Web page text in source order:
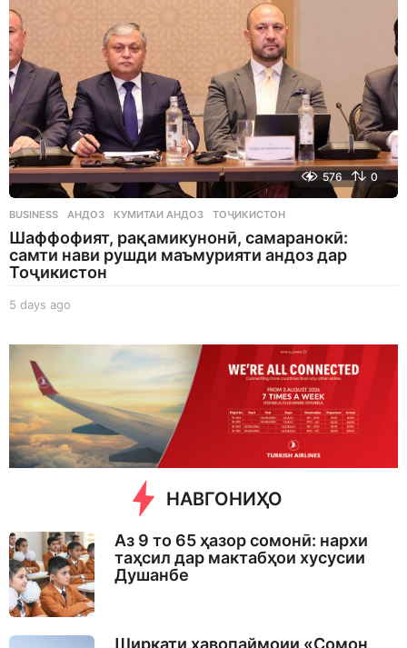
576 0
BUSINESS АНДОЗ ,КУМИТАИ АНДОЗ ,ТОҶИКИСТОН
Шаффофият, рақамикунонӣ, самаранокӣ:
самти нави рушди маъмурияти андоз дар
Тоҷикистон
5 days ago
g
o
НАВГОНИҲО
Аз 9 то 65 ҳазор сомонӣ: нархи
таҳсил дар мактабҳои хусусии
Душанбе
Ширкати ҳавопаймоии «Сомон